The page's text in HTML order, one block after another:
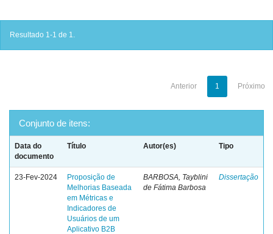
Resultado 1-1 de 1.
Anterior 1 Próximo
Conjunto de itens:
Data do
documento
Título Autor(es) Tipo
23-Fev-2024
Proposição de
Melhorias Baseada
em Métricas e
Indicadores de
Usuários de um
Aplicativo B2B
BARBOSA, Tayblini
de Fátima Barbosa
Dissertação